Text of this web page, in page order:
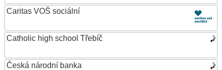
Caritas VOŠ sociální
Catholic high school Třebíč
Česká národní banka